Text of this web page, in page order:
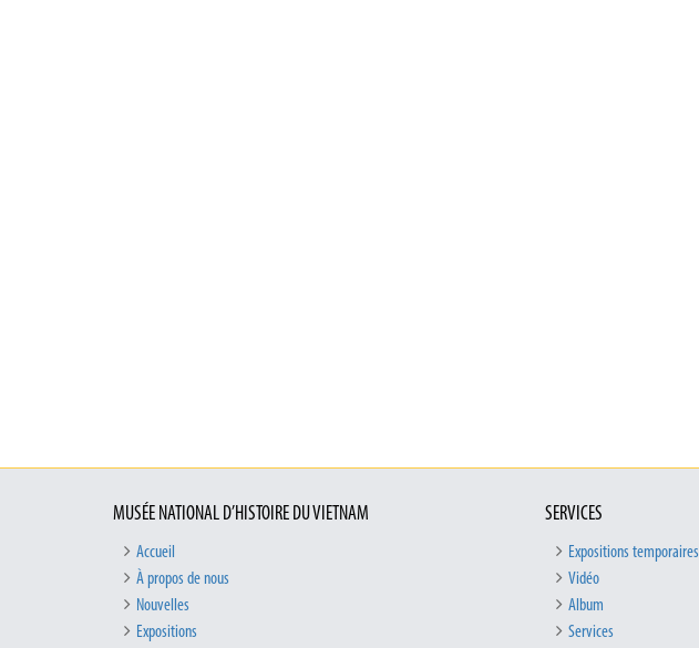
MUSÉE NATIONAL D’HISTOIRE DU VIETNAM
Accueil
À propos de nous
Nouvelles
Expositions
SERVICES
Expositions temporaires
Vidéo
Album
Services